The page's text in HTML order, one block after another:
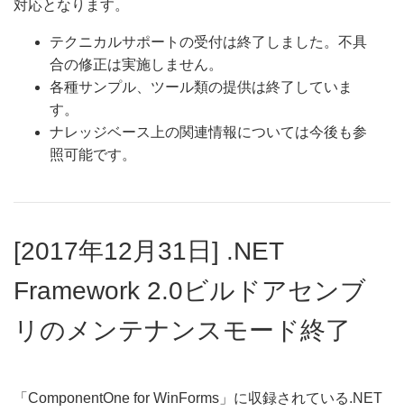
対応となります。
テクニカルサポートの受付は終了しました。不具
合の修正は実施しません。
各種サンプル、ツール類の提供は終了していま
す。
ナレッジベース上の関連情報については今後も参
照可能です。
[2017年12月31日] .NET
Framework 2.0ビルドアセンブ
リのメンテナンスモード終了
「ComponentOne for WinForms」に収録されている.NET